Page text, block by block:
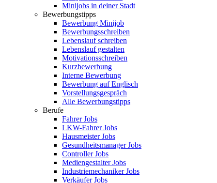
Minijobs in deiner Stadt
Bewerbungstipps
Bewerbung Minijob
Bewerbungsschreiben
Lebenslauf schreiben
Lebenslauf gestalten
Motivationsschreiben
Kurzbewerbung
Interne Bewerbung
Bewerbung auf Englisch
Vorstellungsgespräch
Alle Bewerbungstipps
Berufe
Fahrer Jobs
LKW-Fahrer Jobs
Hausmeister Jobs
Gesundheitsmanager Jobs
Controller Jobs
Mediengestalter Jobs
Industriemechaniker Jobs
Verkäufer Jobs